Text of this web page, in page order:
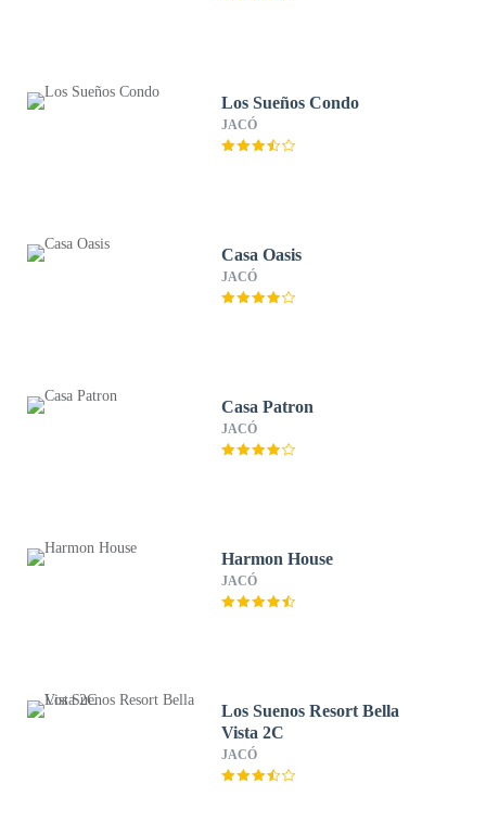
Los Sueños Condo
JACÓ
Casa Oasis
JACÓ
Casa Patron
JACÓ
Harmon House
JACÓ
Los Suenos Resort Bella
Vista 2C
JACÓ